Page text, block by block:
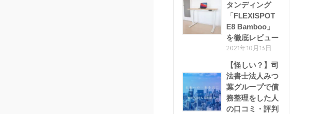
タンディング
「FLEXISPOT
E8 Bamboo」
を徹底レビュー
2021年10月13日
【怪しい？】司
法書士法人みつ
葉グループで債
務整理をした人
の口コミ・評判